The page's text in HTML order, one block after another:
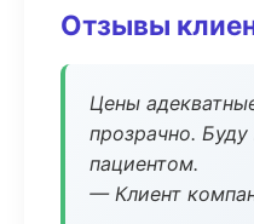
Отзывы
Цены
прозрачно.
пациентом.
— Клиент